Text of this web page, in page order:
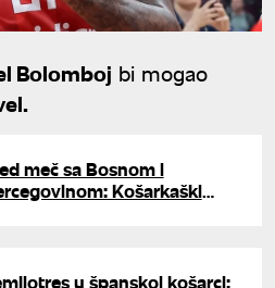
Bolomboj bi mogao
meč sa Bosnom i
Košarkaški
u španskoj košarci: